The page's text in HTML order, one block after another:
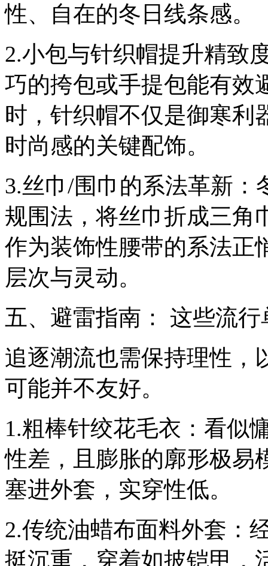
性、自在的冬日线条感。
2.小包与针织帽提升精致
巧的挎包或手提包能有效
时，针织帽不仅是御寒利
时尚感的关键配饰。
3.丝巾/围巾的系法革新：
规围法，将丝巾折成三角
作为装饰性腰带的系法正
层次与灵动。
五、避雷指南： 这些流
追逐潮流也需保持理性，
可能并不友好。
1.粗棒针绞花毛衣：看似
性差，且膨胀的廓形极易
塞进外套，实穿性低。
2.传统油蜡布面料外套：
挺沉重，穿着如披铠甲，